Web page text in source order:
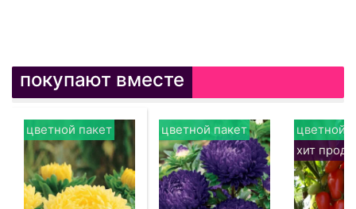
покупают вместе
цветной пакет цветной пакет
цветной
хит